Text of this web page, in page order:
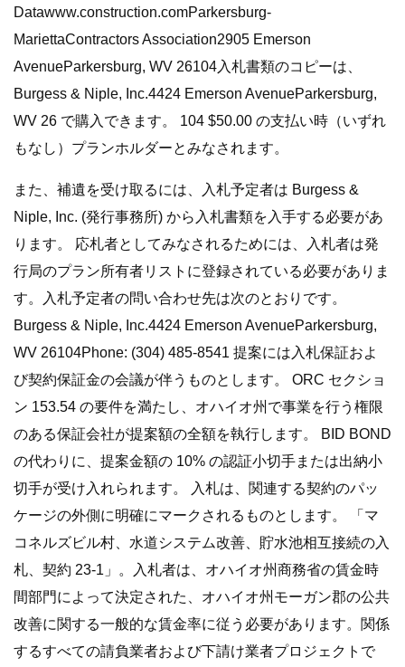
Datawww.construction.comParkersburg-
MariettaContractors Association2905 Emerson
AvenueParkersburg, WV 26104入札書類のコピーは、
Burgess & Niple, Inc.4424 Emerson AvenueParkersburg,
WV 26 で購入できます。 104 $50.00 の支払い時（いずれ
もなし）プランホルダーとみなされます。
また、補遺を受け取るには、入札予定者は Burgess &
Niple, Inc. (発行事務所) から入札書類を入手する必要があ
ります。 応札者としてみなされるためには、入札者は発
行局のプラン所有者リストに登録されている必要がありま
す。入札予定者の問い合わせ先は次のとおりです。
Burgess & Niple, Inc.4424 Emerson AvenueParkersburg,
WV 26104Phone: (304) 485-8541 提案には入札保証およ
び契約保証金の会議が伴うものとします。 ORC セクショ
ン 153.54 の要件を満たし、オハイオ州で事業を行う権限
のある保証会社が提案額の全額を執行します。 BID BOND
の代わりに、提案金額の 10% の認証小切手または出納小
切手が受け入れられます。 入札は、関連する契約のパッ
ケージの外側に明確にマークされるものとします。 「マ
コネルズビル村、水道システム改善、貯水池相互接続の入
札、契約 23-1」。入札者は、オハイオ州商務省の賃金時
間部門によって決定された、オハイオ州モーガン郡の公共
改善に関する一般的な賃金率に従う必要があります。関係
するすべての請負業者および下請け業者プロジェクトで